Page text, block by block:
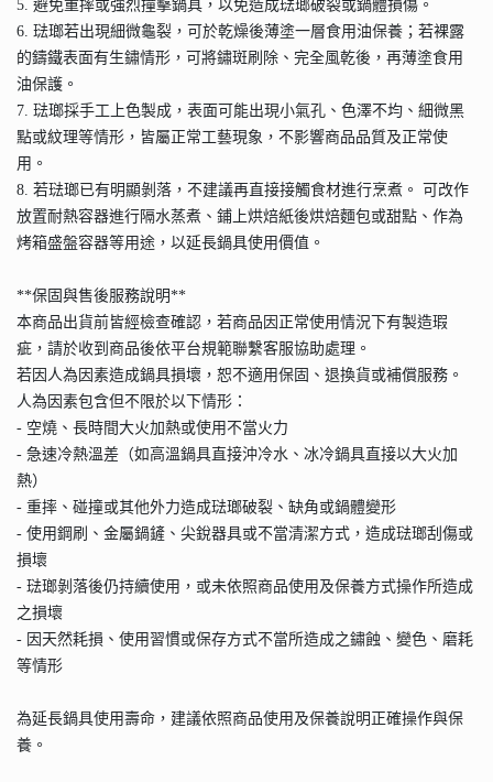
5. 避免重摔或強烈撞擊鍋具，以免造成琺瑯破裂或鍋體損傷。
6. 琺瑯若出現細微龜裂，可於乾燥後薄塗一層食用油保養；若裸露
的鑄鐵表面有生鏽情形，可將鏽斑刷除、完全風乾後，再薄塗食用
油保護。
7. 琺瑯採手工上色製成，表面可能出現小氣孔、色澤不均、細微黑
點或紋理等情形，皆屬正常工藝現象，不影響商品品質及正常使
用。
8. 若琺瑯已有明顯剝落，不建議再直接接觸食材進行烹煮。 可改作
放置耐熱容器進行隔水蒸煮、鋪上烘焙紙後烘焙麵包或甜點、作為
烤箱盛盤容器等用途，以延長鍋具使用價值。
**保固與售後服務說明**
本商品出貨前皆經檢查確認，若商品因正常使用情況下有製造瑕
疵，請於收到商品後依平台規範聯繫客服協助處理。
若因人為因素造成鍋具損壞，恕不適用保固、退換貨或補償服務。
人為因素包含但不限於以下情形：
- 空燒、長時間大火加熱或使用不當火力
- 急速冷熱溫差（如高溫鍋具直接沖冷水、冰冷鍋具直接以大火加
熱）
- 重摔、碰撞或其他外力造成琺瑯破裂、缺角或鍋體變形
- 使用鋼刷、金屬鍋鏟、尖銳器具或不當清潔方式，造成琺瑯刮傷或
損壞
- 琺瑯剝落後仍持續使用，或未依照商品使用及保養方式操作所造成
之損壞
- 因天然耗損、使用習慣或保存方式不當所造成之鏽蝕、變色、磨耗
等情形
為延長鍋具使用壽命，建議依照商品使用及保養說明正確操作與保
養。